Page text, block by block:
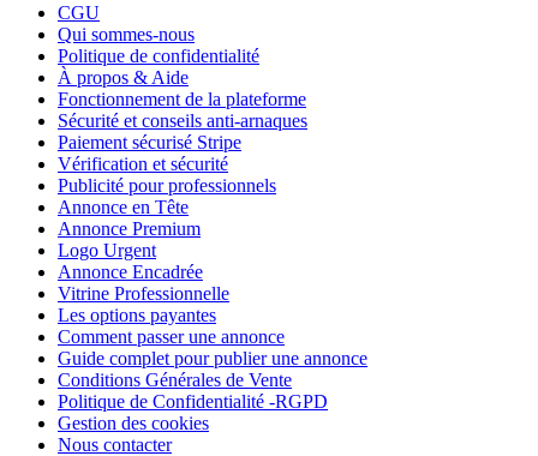
CGU
Qui sommes-nous
Politique de confidentialité
À propos & Aide
Fonctionnement de la plateforme
Sécurité et conseils anti-arnaques
Paiement sécurisé Stripe
Vérification et sécurité
Publicité pour professionnels
Annonce en Tête
Annonce Premium
Logo Urgent
Annonce Encadrée
Vitrine Professionnelle
Les options payantes
Comment passer une annonce
Guide complet pour publier une annonce
Conditions Générales de Vente
Politique de Confidentialité -RGPD
Gestion des cookies
Nous contacter